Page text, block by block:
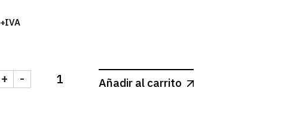
+IVA
BALIZA EXTERIOR IP65 INOX (INCL.EQ) 3W RGB cantidad
-
+ Añadir al carrito